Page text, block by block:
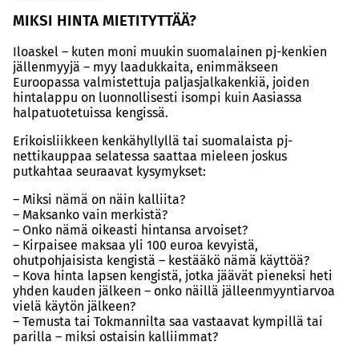
MIKSI HINTA MIETITYTTÄÄ?
Iloaskel – kuten moni muukin suomalainen pj-kenkien
jällenmyyjä – myy laadukkaita, enimmäkseen
Euroopassa valmistettuja paljasjalkakenkiä, joiden
hintalappu on luonnollisesti isompi kuin Aasiassa
halpatuotetuissa kengissä.
Erikoisliikkeen kenkähyllyllä tai suomalaista pj-
nettikauppaa selatessa saattaa mieleen joskus
putkahtaa seuraavat kysymykset:
– Miksi nämä on näin kalliita?
– Maksanko vain merkistä?
– Onko nämä oikeasti hintansa arvoiset?
– Kirpaisee maksaa yli 100 euroa kevyistä,
ohutpohjaisista kengistä – kestääkö nämä käyttöä?
– Kova hinta lapsen kengistä, jotka jäävät pieneksi heti
yhden kauden jälkeen – onko näillä jälleenmyyntiarvoa
vielä käytön jälkeen?
– Temusta tai Tokmannilta saa vastaavat kympillä tai
parilla – miksi ostaisin kalliimmat?